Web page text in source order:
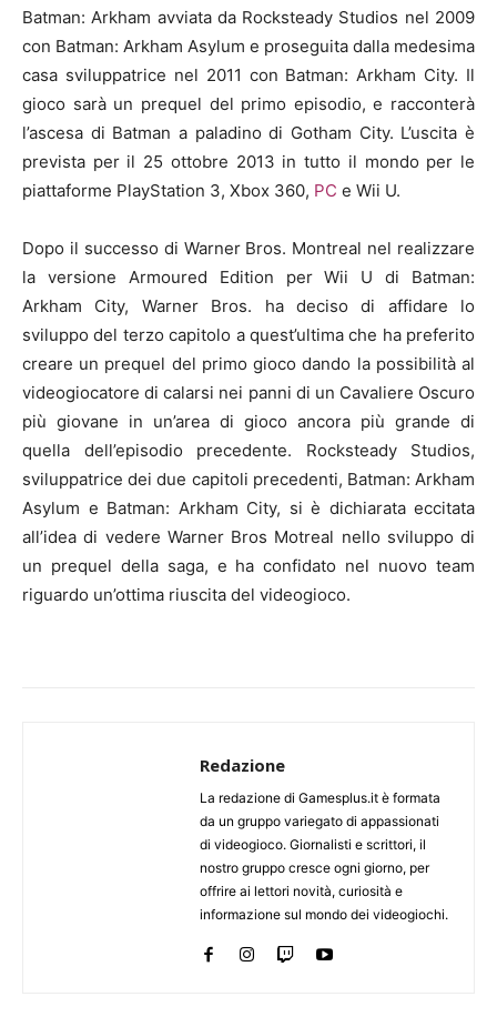
Batman: Arkham avviata da Rocksteady Studios nel 2009
con Batman: Arkham Asylum e proseguita dalla medesima
casa sviluppatrice nel 2011 con Batman: Arkham City. Il
gioco sarà un prequel del primo episodio, e racconterà
l’ascesa di Batman a paladino di Gotham City. L’uscita è
prevista per il 25 ottobre 2013 in tutto il mondo per le
piattaforme PlayStation 3, Xbox 360, PC e Wii U.
Dopo il successo di Warner Bros. Montreal nel realizzare
la versione Armoured Edition per Wii U di Batman:
Arkham City, Warner Bros. ha deciso di affidare lo
sviluppo del terzo capitolo a quest’ultima che ha preferito
creare un prequel del primo gioco dando la possibilità al
videogiocatore di calarsi nei panni di un Cavaliere Oscuro
più giovane in un’area di gioco ancora più grande di
quella dell’episodio precedente. Rocksteady Studios,
sviluppatrice dei due capitoli precedenti, Batman: Arkham
Asylum e Batman: Arkham City, si è dichiarata eccitata
all’idea di vedere Warner Bros Motreal nello sviluppo di
un prequel della saga, e ha confidato nel nuovo team
riguardo un’ottima riuscita del videogioco.
Redazione
La redazione di Gamesplus.it è formata
da un gruppo variegato di appassionati
di videogioco. Giornalisti e scrittori, il
nostro gruppo cresce ogni giorno, per
offrire ai lettori novità, curiosità e
informazione sul mondo dei videogiochi.